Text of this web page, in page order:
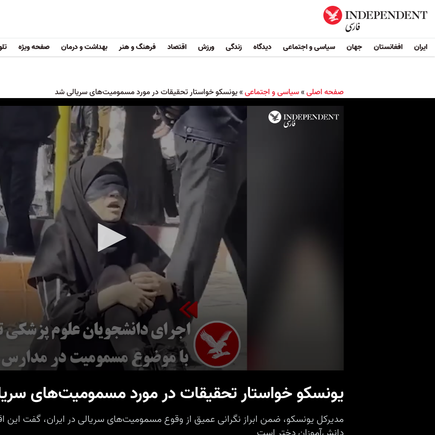
ایران افغانستان جهان سیاسی و اجتماعی دیدگاه زندگی ورزش اقتصاد فرهنگ و هنر بهداشت و درمان صفحه ویژه
صفحه اصلی»سیاسی و اجتماعی»یونسکو خواستار تحقیقات در مورد مسمومیت‌های سریالی شد
یونسکو خواستار تحقیقات در مورد مسمومیت‌های
مدیرکل یونسکو، ضمن ابراز نگرانی عمیق از وقوع مسمومیت‌های سریالی در ایران، گفت